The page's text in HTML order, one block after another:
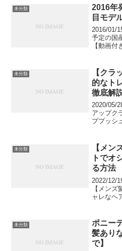
お店も多
に選ばれ
未分類
2016年
目モデ
2016/01/
予定の国
【動画付
有名モ
イ...
未分類
【クラ
的なト
徹底解
2020/05/
アップク
ププッシ
ップ。
で、通常
未分類
【メン
トでオ
る方法
2022/12/
【メン
ャレなヘ
メンズで
ルを再現
未分類
ポニー
髪あり
で】